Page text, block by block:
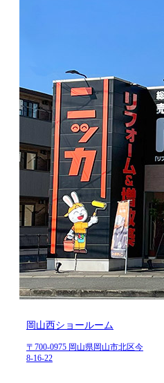
岡山西ショールーム
〒700-0975 岡山県岡山市北区今
8-16-22